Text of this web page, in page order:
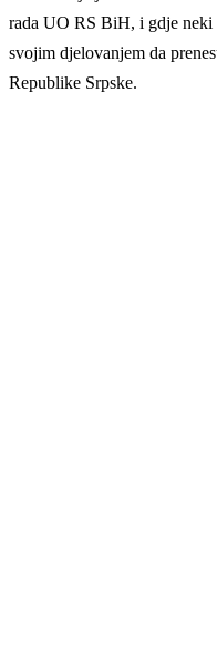
rada UO RS BiH, i gdje neki
svojim djelovanjem da
Republike Srpske.